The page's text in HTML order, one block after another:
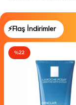
⚡Flaş İndirimler
%22